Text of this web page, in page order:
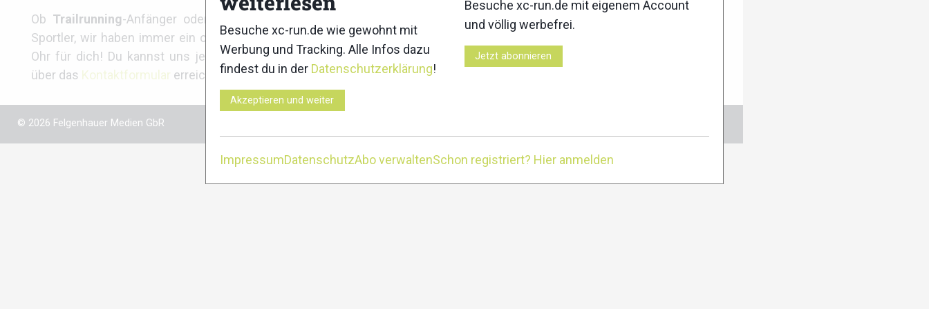
Ob Trailrunning-Anfänger oder Profi-
Sportler, wir haben immer ein offenes
Ohr für dich! Du kannst uns jederzeit
über das Kontaktformular erreichen.
Postfach. Einfach hier anmelden:
© 2026 Felgenhauer Medien GbR
Besuche xc-run.de wie gewohnt mit
Werbung und Tracking. Alle Infos dazu
findest du in der Datenschutzerklärung!
Akzeptieren und weiter
Besuche xc-run.de mit eigenem Account
und völlig werbefrei.
Jetzt abonnieren
ImpressumDatenschutzAbo verwaltenSchon registriert? Hier anmelden